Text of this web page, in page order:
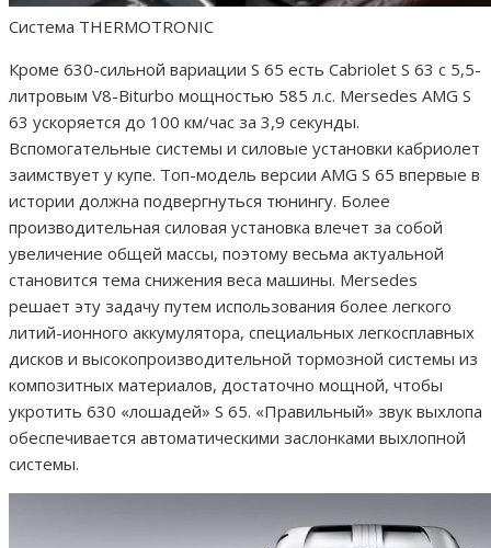
Система THERMOTRONIC
Кроме 630-сильной вариации S 65 есть Cabriolet S 63 с 5,5-
литровым V8-Biturbo мощностью 585 л.с. Mersedes AMG S
63 ускоряется до 100 км/час за 3,9 секунды.
Вспомогательные системы и силовые установки кабриолет
заимствует у купе. Топ-модель версии AMG S 65 впервые в
истории должна подвергнуться тюнингу. Более
производительная силовая установка влечет за собой
увеличение общей массы, поэтому весьма актуальной
становится тема снижения веса машины. Mersedes
решает эту задачу путем использования более легкого
литий-ионного аккумулятора, специальных легкосплавных
дисков и высокопроизводительной тормозной системы из
композитных материалов, достаточно мощной, чтобы
укротить 630 «лошадей» S 65. «Правильный» звук выхлопа
обеспечивается автоматическими заслонками выхлопной
системы.